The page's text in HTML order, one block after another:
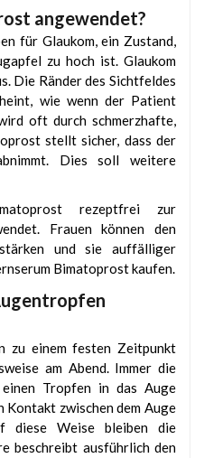
angewendet?
für Glaukom, ein Zustand,
zu hoch ist. Glaukom
Die Ränder des Sichtfeldes
wie wenn der Patient
oft durch schmerzhafte,
stellt sicher, dass der
Dies soll weitere
rezeptfrei zur
Frauen können den
und sie auffälliger
Bimatoprost kaufen.
zu einem festen Zeitpunkt
am Abend. Immer die
Tropfen in das Auge
Kontakt zwischen dem Auge
diese Weise bleiben die
beschreibt ausführlich den